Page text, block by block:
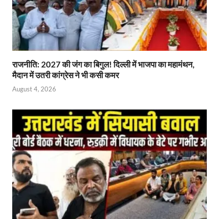
राजनीति: 2027 की जंग का बिगुल! दिल्ली में भाजपा का महामंथन,
मैदान में उतरी कांग्रेस ने भी कसी कमर
August 4, 2026